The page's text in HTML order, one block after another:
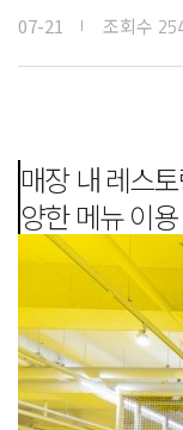
07-21 조회수
매장 내 레스
양한 메뉴 이